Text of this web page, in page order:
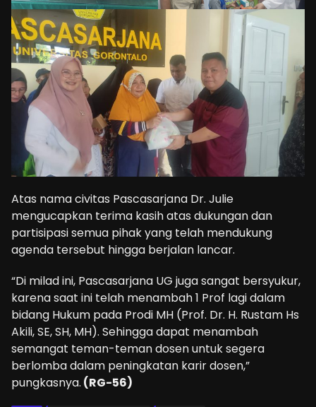
Atas nama civitas Pascasarjana Dr. Julie
mengucapkan terima kasih atas dukungan dan
partisipasi semua pihak yang telah mendukung
agenda tersebut hingga berjalan lancar.
“Di milad ini, Pascasarjana UG juga sangat bersyukur,
karena saat ini telah menambah 1 Prof lagi dalam
bidang Hukum pada Prodi MH (Prof. Dr. H. Rustam Hs
Akili, SE, SH, MH). Sehingga dapat menambah
semangat teman-teman dosen untuk segera
berlomba dalam peningkatan karir dosen,”
pungkasnya. (RG-56)